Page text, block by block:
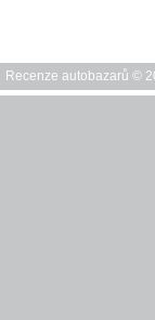
Recenze autobazarů ©